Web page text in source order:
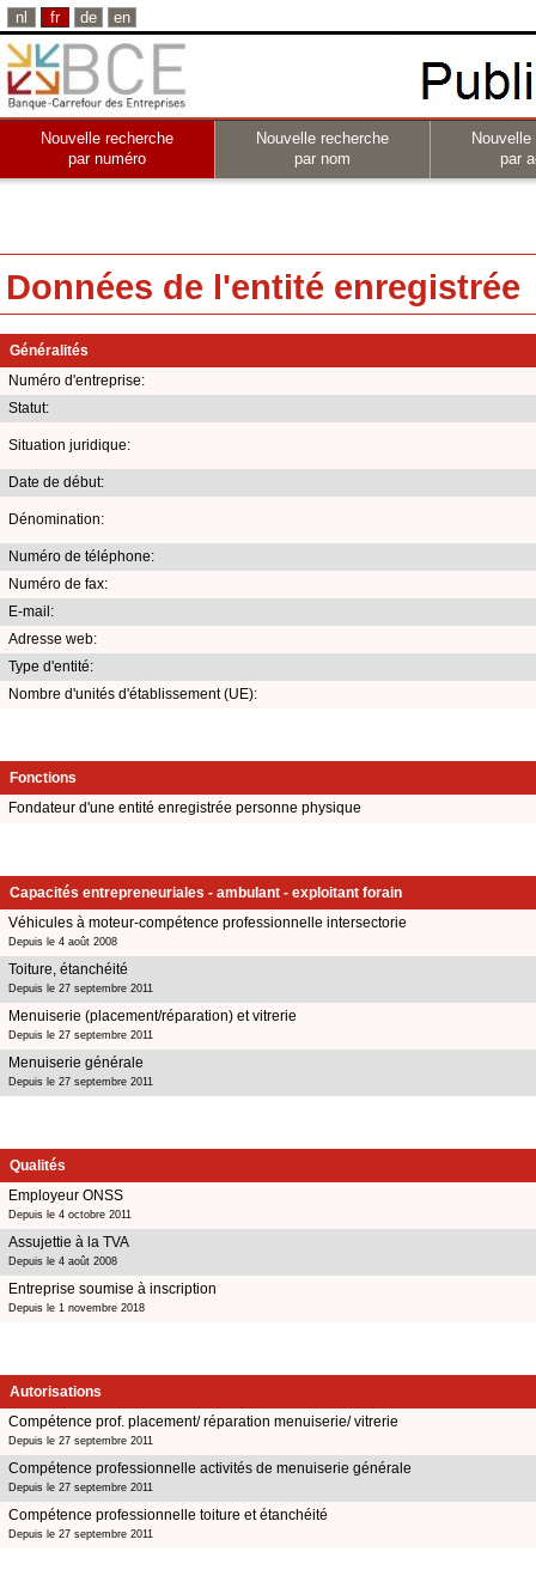
nl fr de en
Nouvelle recherche
par numéro
Nouvelle recherche
par nom
par
Données de l'entité enregistrée
Généralités
Numéro d'entreprise:
Statut:
Situation juridique:
Date de début:
Dénomination:
Numéro de téléphone:
Numéro de fax:
E-mail:
Adresse web:
Type d'entité:
Nombre d'unités d'établissement (UE):
Fonctions
Fondateur d'une entité enregistrée personne physique
Capacités entrepreneuriales - ambulant - exploitant forain
Véhicules à moteur-compétence professionnelle intersectorie
Depuis le 4 août 2008
Toiture, étanchéité
Depuis le 27 septembre 2011
Menuiserie (placement/réparation) et vitrerie
Depuis le 27 septembre 2011
Menuiserie générale
Depuis le 27 septembre 2011
Qualités
Employeur ONSS
Depuis le 4 octobre 2011
Assujettie à la TVA
Depuis le 4 août 2008
Entreprise soumise à inscription
Depuis le 1 novembre 2018
Autorisations
Compétence prof. placement/ réparation menuiserie/ vitrerie
Depuis le 27 septembre 2011
Compétence professionnelle activités de menuiserie générale
Depuis le 27 septembre 2011
Compétence professionnelle toiture et étanchéité
Depuis le 27 septembre 2011